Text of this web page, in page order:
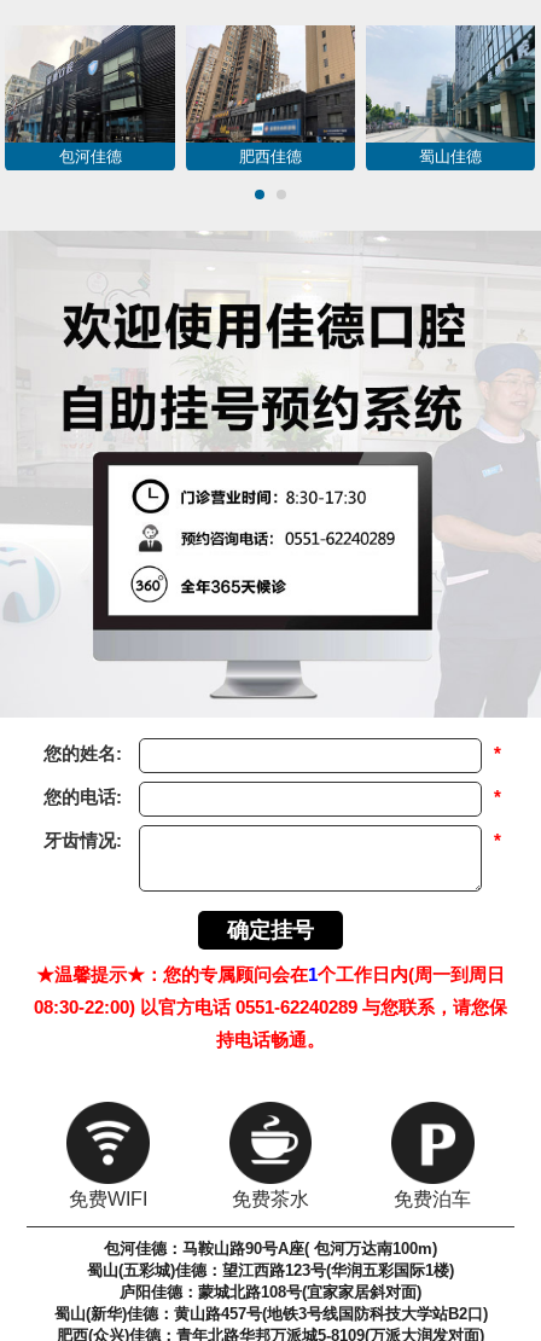
包河佳德 肥西佳德 蜀山佳德
您的姓名: *
您的电话: *
牙齿情况: *
★温馨提示★：您的专属顾问会在1个工作日内(周一到周日
08:30-22:00) 以官方电话 0551-62240289 与您联系，请您保
持电话畅通。
免费WIFI 免费茶水 免费泊车
包河佳德：马鞍山路90号A座( 包河万达南100m)
蜀山(五彩城)佳德：望江西路123号(华润五彩国际1楼)
庐阳佳德：蒙城北路108号(宜家家居斜对面)
蜀山(新华)佳德：黄山路457号(地铁3号线国防科技大学站B2口)
肥西(众兴)佳德：青年北路华邦万派城5-8109(万派大润发对面)